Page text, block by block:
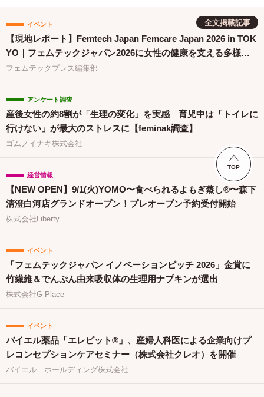
全文掲載記事
イベント
【現地レポート】Femtech Japan Femcare Japan 2026 in TOK
YO｜フェムテックジャパン2026に女性の健康を支える多様な
取り組みが集結
フェムテックプレス編集部
アンケート調査
産後女性の約8割が「生理の変化」を実感 育児中は「トイレに
行けない」が最大のストレスに【feminak調査】
ゴムノイナキ株式会社
経営情報
【NEW OPEN】9/1(火)YOMO〜食べられるよもぎ蒸し®〜森下
清澄白河店グランドオープン！プレオープン予約受付開始
株式会社Liberty
イベント
「フェムテックジャパン イノベーションピッチ 2026」金賞に
竹繊維＆でんぷん由来吸収体の生理用ナプキンが選出
株式会社G-Place
イベント
バイエル薬品「エレビット®」、産婦人科医による企業向けプ
レコンセプションケアセミナー（株式会社クレオ）を開催
バイエル ホールディング株式会社
TOP